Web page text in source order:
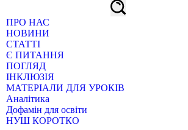
ПРО НАС
НОВИНИ
СТАТТІ
Є ПИТАННЯ
ПОГЛЯД
ІНКЛЮЗІЯ
МАТЕРІАЛИ ДЛЯ УРОКІВ
Аналітика
Дофамін для освіти
НУШ КОРОТКО